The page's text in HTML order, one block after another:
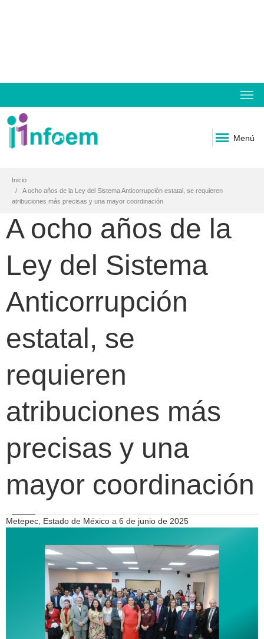
Menú
Inicio
A ocho años de la Ley del Sistema Anticorrupción estatal, se requieren
atribuciones más precisas y una mayor coordinación
A ocho años de la
Ley del Sistema
Anticorrupción
estatal, se
requieren
atribuciones más
precisas y una
mayor coordinación
Metepec, Estado de México a 6 de junio de 2025